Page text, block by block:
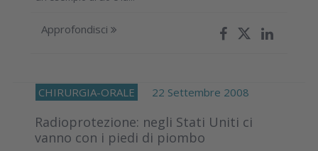
Approfondisci
CHIRURGIA-ORALE 22 Settembre 2008
Radioprotezione: negli Stati Uniti ci
vanno con i piedi di piombo